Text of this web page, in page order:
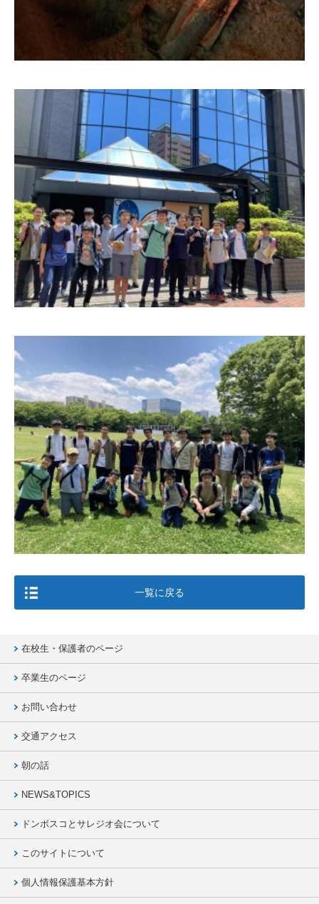
一覧に戻る
在校生・保護者のページ
卒業生のページ
お問い合わせ
交通アクセス
朝の話
NEWS&TOPICS
ドンボスコとサレジオ会について
このサイトについて
個人情報保護基本方針